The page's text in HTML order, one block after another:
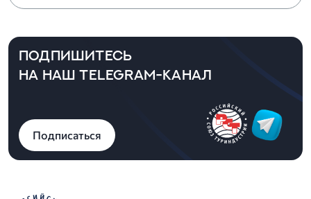
ПОДПИШИТЕСЬ
НА НАШ TELEGRAM-КАНАЛ
Подписаться